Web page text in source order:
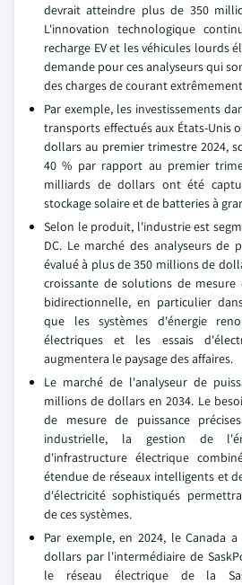
devrait atteindre plus de 350
L'innovation technologique
recharge EV et les véhicules lourds
demande pour ces analyseurs qui
des charges de courant
Par exemple, les investissements
transports effectués aux États-Unis
dollars au premier trimestre 2024,
40 % par rapport au premier
milliards de dollars ont été
stockage solaire et de batteries à
Selon le produit, l'industrie est
DC. Le marché des analyseurs de
évalué à plus de 350 millions de
croissante de solutions de mesure
bidirectionnelle, en particulier
que les systèmes d'énergie
électriques et les essais
augmentera le paysage des affaires.
Le marché de l'analyseur de
millions de dollars en 2034. Le
de mesure de puissance
industrielle, la gestion de
d'infrastructure électrique
étendue de réseaux intelligents et
d'électricité sophistiqués
de ces systèmes.
Par exemple, en 2024, le Canada
dollars par l'intermédiaire de
le réseau électrique de la